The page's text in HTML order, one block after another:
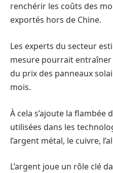
renchérir les coûts des
exportés hors de Chine.
Les experts du secteur
mesure pourrait entraîner
du prix des panneaux
mois.
À cela s’ajoute la flambée
utilisées dans les
l’argent métal, le cuivre,
L’argent joue un rôle clé